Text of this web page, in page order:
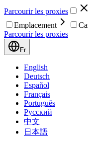
Parcourir les proxies
Emplacement
Parcourir les proxies
Fr
English
Deutsch
Español
Français
Português
Русский
中文
日本語